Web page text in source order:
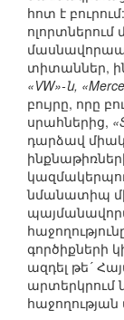
հոտ է
տիտաններ,
«VW»-ն,
բույրը, որը
սրահներից,
դարձավ
նմանատիպ
գործիքների
ազդել թե´
արտերկրում
հաջողության